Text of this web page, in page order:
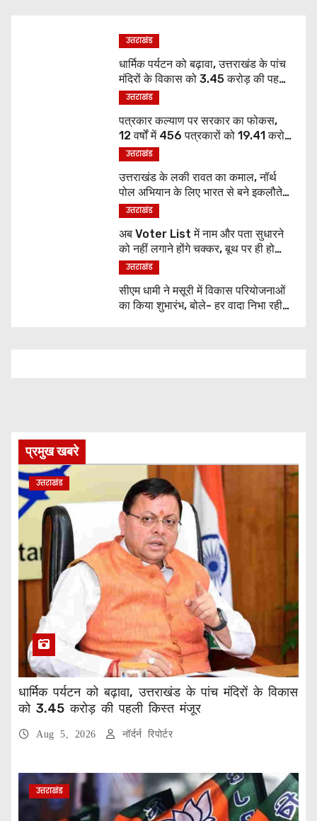
उत्तराखंड
धार्मिक पर्यटन को बढ़ावा, उत्तराखंड के पांच
मंदिरों के विकास को 3.45 करोड़ की पहली
किस्त मंजूर
उत्तराखंड
पत्रकार कल्याण पर सरकार का फोकस,
12 वर्षों में 456 पत्रकारों को 19.41 करोड़
की सहायता
उत्तराखंड
उत्तराखंड के लकी रावत का कमाल, नॉर्थ
पोल अभियान के लिए भारत से बने इकलौते
छात्र
उत्तराखंड
अब Voter List में नाम और पता सुधारने
को नहीं लगाने होंगे चक्कर, बूथ पर ही हो
जाएगा काम
उत्तराखंड
सीएम धामी ने मसूरी में विकास परियोजनाओं
का किया शुभारंभ, बोले- हर वादा निभा रही
प्रमुख खबरे
उत्तराखंड
धार्मिक पर्यटन को बढ़ावा, उत्तराखंड के पांच मंदिरों के विकास
को 3.45 करोड़ की पहली किस्त मंजूर
Aug 5, 2026 नॉर्दर्न रिपोर्टर
उत्तराखंड